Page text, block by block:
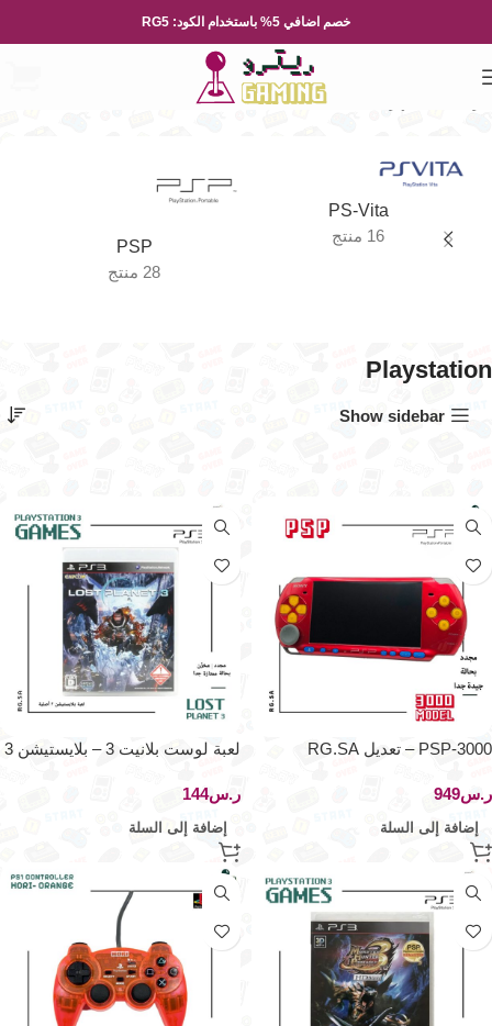
خصم اضافي 5% باستخدام الكود: RG5
Playstation الصفحة 2
PS-Vita
16 منتج
PSP
28 منتج
Playstation
Show sidebar
PSP-3000 – تعديل RG.SA
ر.س
إضافة إلى السلة
لعبة لوست بلانيت 3 – بلايستيشن 3
ر.س
إضافة إلى السلة